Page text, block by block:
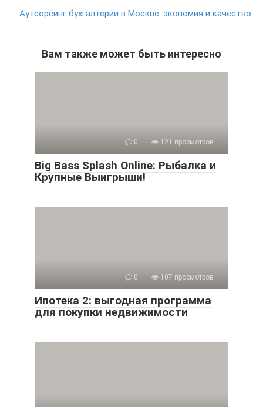
Аутсорсинг бухгалтерии в Москве: экономия и качество
Вам также может быть интересно
0 121 просмотров
Big Bass Splash Online: Рыбалка и
Крупные Выигрыши!
0 107 просмотров
Ипотека 2: выгодная программа
для покупки недвижимости